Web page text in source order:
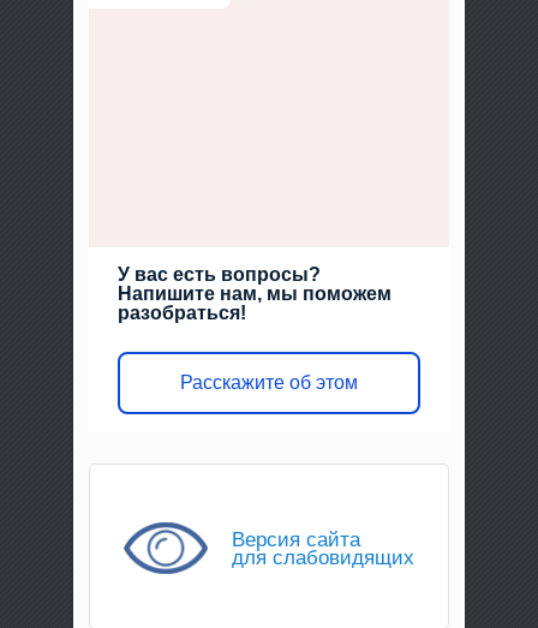
У вас есть вопросы?
Напишите нам, мы поможем
разобраться!
Расскажите об этом
Версия сайта
для слабовидящих